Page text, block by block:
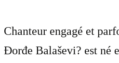
Chanteur engagé et
Đorđe Balaševi? est né